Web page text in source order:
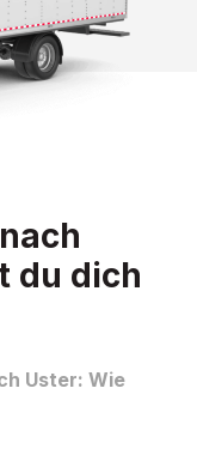
du dich
Uster: Wie